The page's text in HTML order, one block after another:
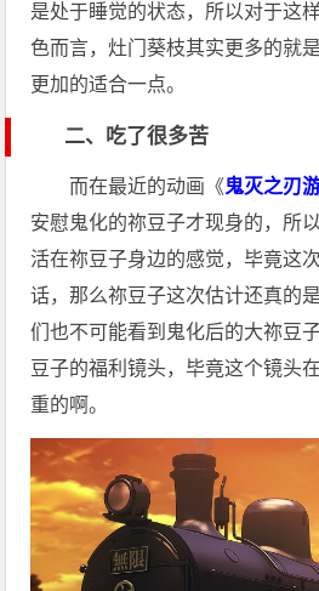
是处于睡觉的状态，所以对于这
色而言，灶门葵枝其实更多的就
更加​的​适合一点。
二、吃了很多苦
而在最近的动画《鬼灭之刃
安慰鬼化的祢豆子才现身的，所
活在祢豆子身边的感觉，毕竟这
话，那么祢豆子这次估计还真的
们也不可能看到鬼化后的大祢豆
豆子的福利镜头，毕竟这个镜头
重的啊。